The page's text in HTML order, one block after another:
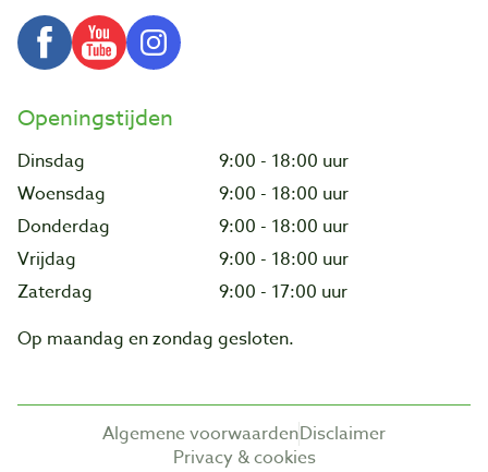
Openingstijden
Dinsdag
9:00 - 18:00 uur
Woensdag
9:00 - 18:00 uur
Donderdag
9:00 - 18:00 uur
Vrijdag
9:00 - 18:00 uur
Zaterdag
9:00 - 17:00 uur
Op maandag en zondag gesloten.
Algemene voorwaardenDisclaimer
Privacy & cookies